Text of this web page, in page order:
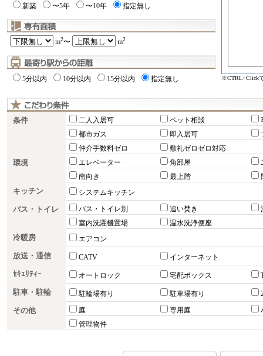
新築 〜5年 〜10年 指定無し
m2〜 m2
5分以内 10分以内 15分以内 指定無し ※CTRL+Click
条件 二人入居可 ペット相談
都市ガス
即入居可
仲介手数料ゼロ
敷礼ゼロゼロ対応
環境 エレベーター 角部屋
南向き
最上階
キッチン システムキッチン
バス・トイレ バス・トイレ別 追い焚き
室内洗濯機置場
温水洗浄便座
冷暖房 エアコン
放送・通信 CATV インターネット
ｾｷｭﾘﾃｨｰ オートロック 宅配ボックス
駐車・駐輪 駐輪場有り 駐車場有り
その他 庭 専用庭
管理物件